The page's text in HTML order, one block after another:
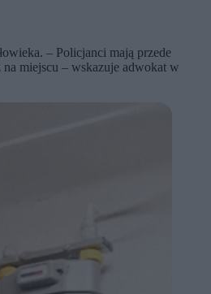
– Policjanci mają przede
miejscu – wskazuje adwokat w